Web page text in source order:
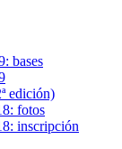
bases
edición)
fotos
inscripción